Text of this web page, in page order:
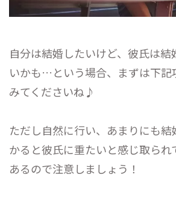
自分は結婚したいけど、彼氏は結
いかも…という場合、まずは下記
みてくださいね♪
ただし自然に行い、あまりにも
かると彼氏に重たいと感じ取られ
あるので注意しましょう！